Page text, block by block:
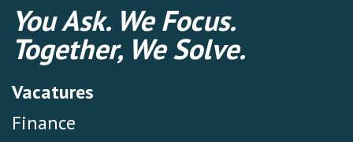
You Ask. We Focus.
Together, We Solve.
Vacatures
Finance